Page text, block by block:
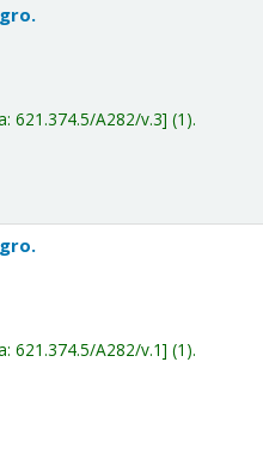
621.374.5/A282/v.3 (1).
621.374.5/A282/v.1 (1).